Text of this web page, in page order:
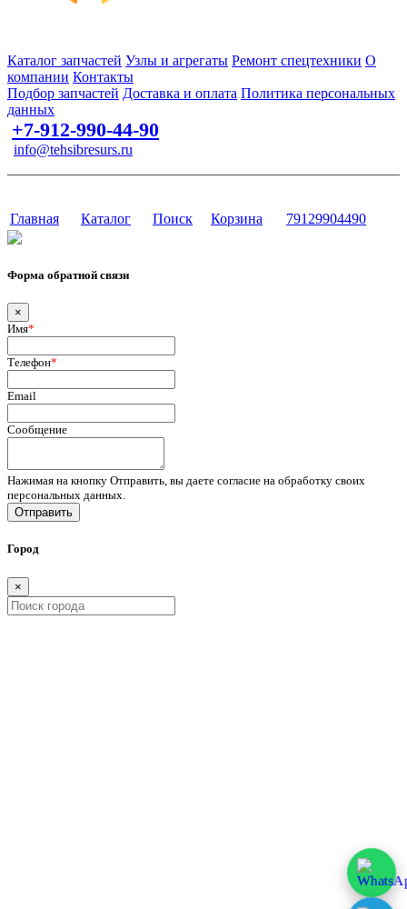
Каталог запчастей Узлы и агрегаты Ремонт спецтехники О
компании Контакты
Подбор запчастей Доставка и оплата Политика персональных
данных
+7-912-990-44-90
info@tehsibresurs.ru
Главная Каталог Поиск Корзина 79129904490
Форма обратной связи
×
Имя*
Телефон*
Email
Сообщение
Нажимая на кнопку Отправить, вы даете согласие на обработку своих
персональных данных.
Отправить
Город
×